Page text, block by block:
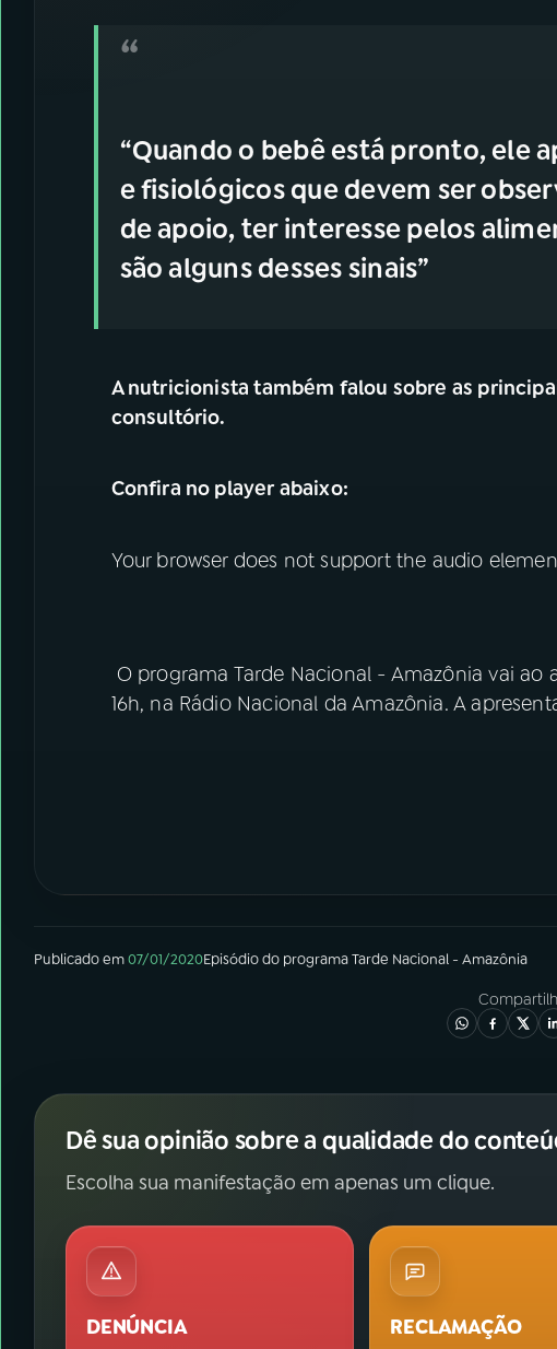
“Quando o bebê está pronto, ele
e fisiológicos que devem ser
de apoio, ter interesse pelos
são alguns desses sinais”
A nutricionista também falou sobre as
consultório.
Confira no player abaixo:
Your browser does not support the audio
O programa Tarde Nacional - Amazônia vai ao
16h, na Rádio Nacional da Amazônia. A
Publicado em07/01/2020Episódiodo programaTarde Nacional - Amazônia
Dê sua opinião sobre a qualidade do
Escolha sua manifestação em apenas um clique.
DENÚNCIA RECLAMAÇÃO